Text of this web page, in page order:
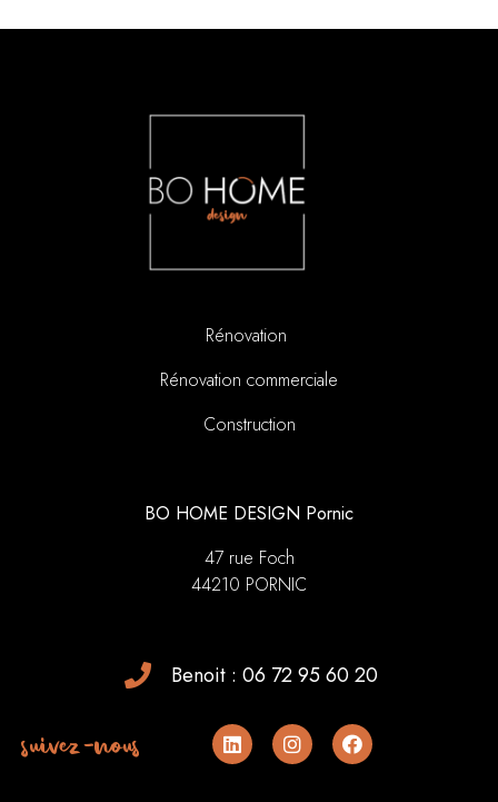
Rénovation
Rénovation commerciale
Construction
BO HOME DESIGN Pornic
47 rue Foch
44210 PORNIC
Benoit : 06 72 95 60 20
suivez-nous